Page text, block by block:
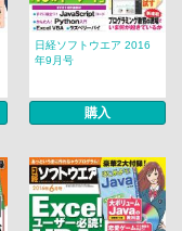
日経ソフトウエア 2016
年9月号
購入